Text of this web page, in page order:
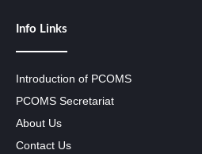
Info Links
Introduction of PCOMS
PCOMS Secretariat
About Us
Contact Us